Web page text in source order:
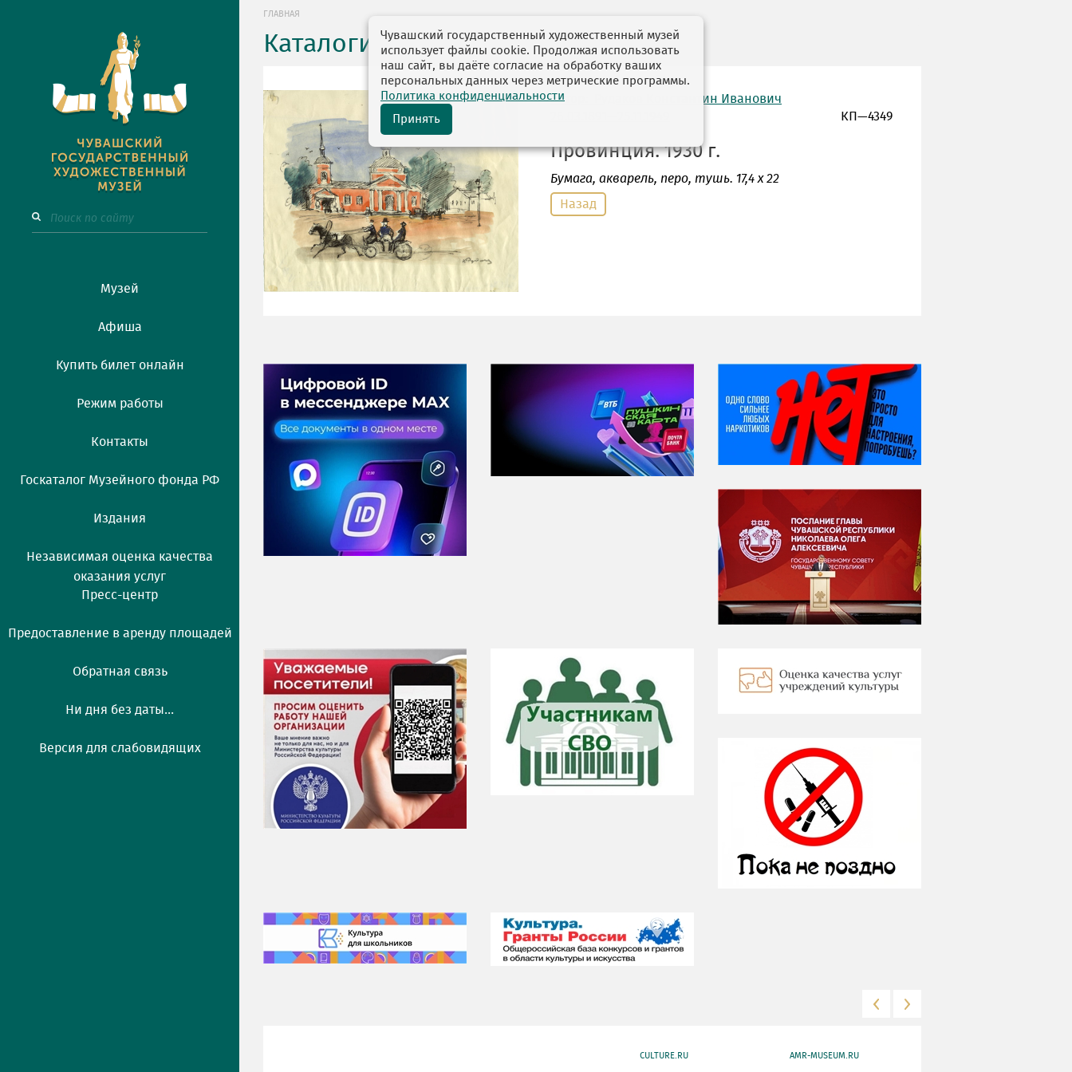
Музей
Афиша
Купить билет онлайн
Режим работы
Контакты
Госкаталог Музейного фонда РФ
Издания
Независимая оценка качества
оказания услуг
Пресс-центр
Предоставление в аренду площадей
Обратная связь
Ни дня без даты...
Версия для слабовидящих
ГЛАВНАЯ
Каталоги выставок
автор: Рудаков Константин Иванович
КП—4349
Провинция. 1930 г.
Бумага, акварель, перо, тушь. 17,4 х 22
Назад
НИ ДНЯ БЕЗ ДАТЫ...
08 августа
ВСЕМИРНЫЙ ДЕНЬ
КОШЕК
CULTURE.RU AMR-MUSEUM.RU
Чувашский государственный художественный музей
использует файлы cookie. Продолжая использовать
наш сайт, вы даёте согласие на обработку ваших
персональных данных через метрические программы.
Политика конфиденциальности
Принять